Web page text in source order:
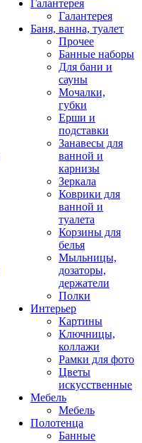
Галантерея
Галантерея
Баня, ванна, туалет
Прочее
Банные наборы
Для бани и
сауны
Мочалки,
губки
Ерши и
подставки
Занавесы для
ванной и
карнизы
Зеркала
Коврики для
ванной и
туалета
Корзины для
белья
Мыльницы,
дозаторы,
держатели
Полки
Интерьер
Картины
Ключницы,
коллажи
Рамки для фото
Цветы
искусственные
Мебель
Мебель
Полотенца
Банные